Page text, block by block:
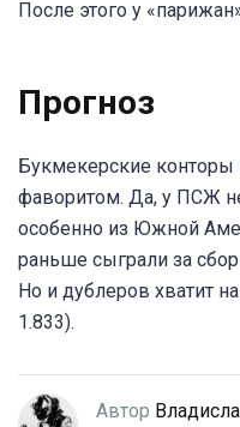
После этого у
Прогноз
Букмекерские конторы
фаворитом. Да, у ПСЖ
особенно из Южной
раньше сыграли за
Но и дублеров хватит
1.833).
Автор